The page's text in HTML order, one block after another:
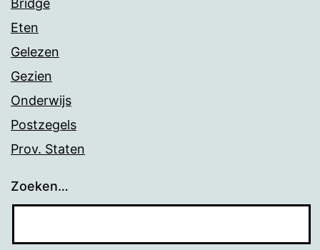
Bridge
Eten
Gelezen
Gezien
Onderwijs
Postzegels
Prov. Staten
Zoeken…